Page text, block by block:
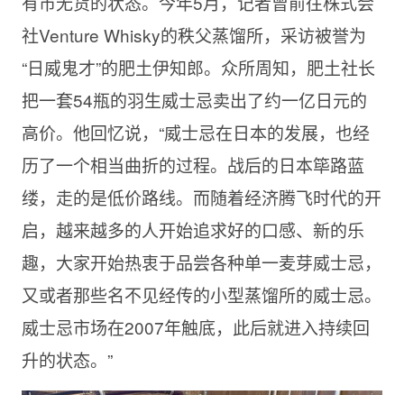
社Venture Whisky的秩父蒸馏所，采访被誉为
“日威鬼才”的肥土伊知郎。众所周知，肥土社长
把一套54瓶的羽生威士忌卖出了约一亿日元的
高价。他回忆说，“威士忌在日本的发展，也经
历了一个相当曲折的过程。战后的日本筚路蓝
缕，走的是低价路线。而随着经济腾飞时代的开
启，越来越多的人开始追求好的口感、新的乐
趣，大家开始热衷于品尝各种单一麦芽威士忌，
又或者那些名不见经传的小型蒸馏所的威士忌。
威士忌市场在2007年触底，此后就进入持续回
升的状态。”